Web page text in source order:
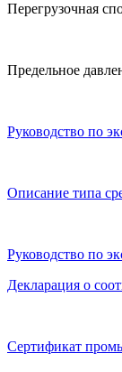
Перегрузочная
Предельное
Руководство по
Описание типа
Руководство по
Декларация о
Сертификат